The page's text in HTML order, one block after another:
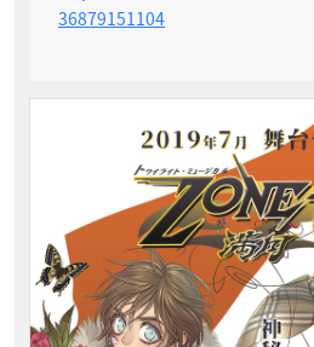
36879151104